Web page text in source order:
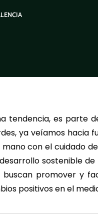
tendencia, es parte
ya veíamos hacia
con el cuidado
sostenible de
buscan promover y
positivos en el